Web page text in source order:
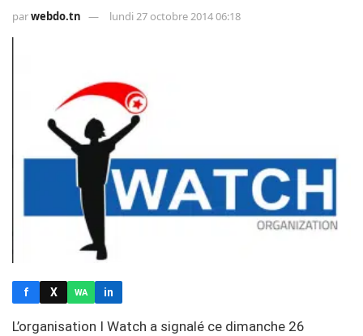
parwebdo.tn lundi 27 octobre 2014 06:18
f X WA in
L’organisation I Watch a signalé ce dimanche 26